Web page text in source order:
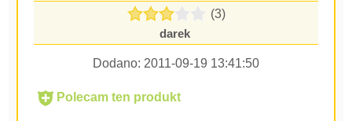
(3)
darek
Dodano: 2011-09-19 13:41:50
Polecam ten produkt